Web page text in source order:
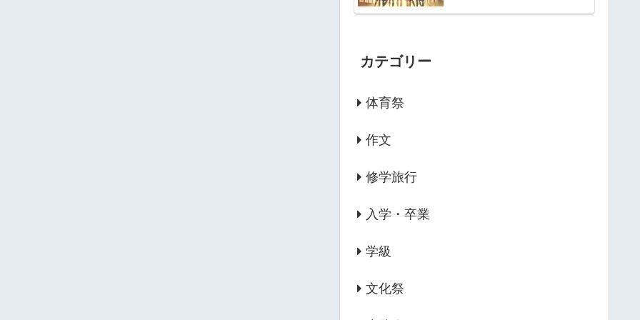
カテゴリー
体育祭
作文
修学旅行
入学・卒業
学級
文化祭